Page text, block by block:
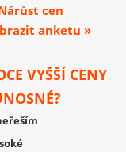
cen
anketu »
VYŠŠÍ CENY